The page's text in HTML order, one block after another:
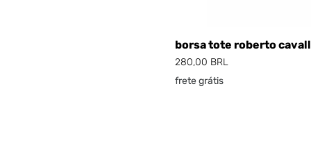
borsa tote roberto
Prezzo
280,00 BRL
frete grátis